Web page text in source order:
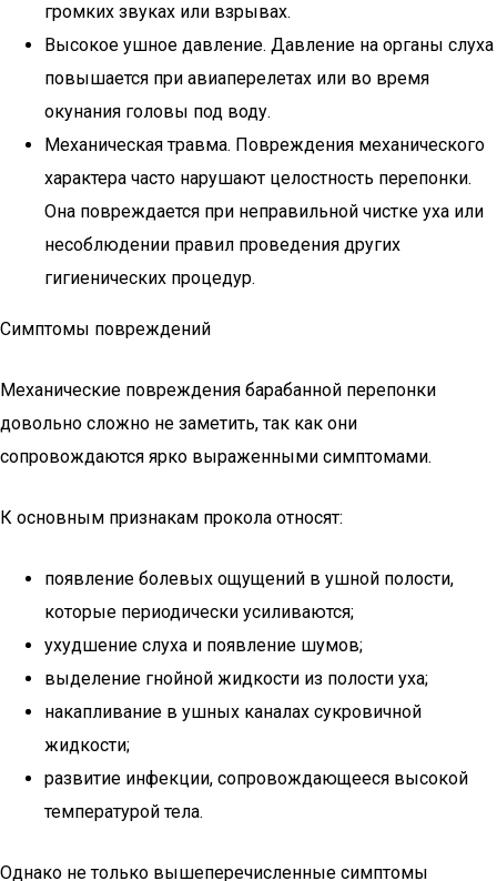
громких звуках или взрывах.
Высокое ушное давление. Давление на органы слуха
повышается при авиаперелетах или во время
окунания головы под воду.
Механическая травма. Повреждения механического
характера часто нарушают целостность перепонки.
Она повреждается при неправильной чистке уха или
несоблюдении правил проведения других
гигиенических процедур.
Симптомы повреждений
Механические повреждения барабанной перепонки
довольно сложно не заметить, так как они
сопровождаются ярко выраженными симптомами.
К основным признакам прокола относят:
появление болевых ощущений в ушной полости,
которые периодически усиливаются;
ухудшение слуха и появление шумов;
выделение гнойной жидкости из полости уха;
накапливание в ушных каналах сукровичной
жидкости;
развитие инфекции, сопровождающееся высокой
температурой тела.
Однако не только вышеперечисленные симптомы